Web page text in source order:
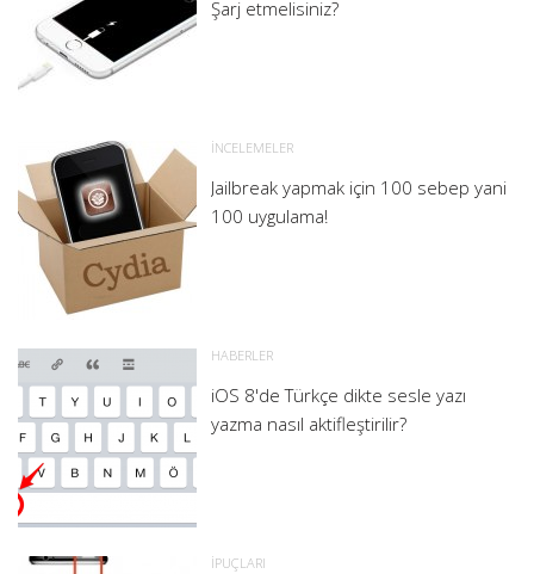
Şarj etmelisiniz?
İNCELEMELER
Jailbreak yapmak için 100 sebep yani
100 uygulama!
HABERLER
iOS 8'de Türkçe dikte sesle yazı
yazma nasıl aktifleştirilir?
İPUÇLARI